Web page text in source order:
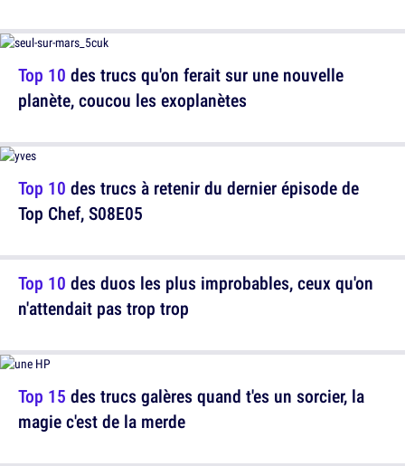
Top 10 des trucs à retenir du dernier épisode de
Top Chef, S08E05
Top 15 des trucs galères quand t'es un sorcier, la
magie c'est de la merde
Top 10 des trucs qu'on ferait sur une nouvelle
planète, coucou les exoplanètes
Top 10 des duos les plus improbables, ceux qu'on
n'attendait pas trop trop